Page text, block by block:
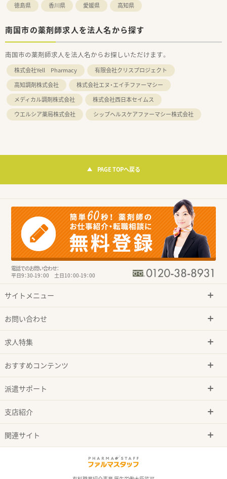
徳島県 香川県 愛媛県 高知県
南国市の薬剤師求人を法人名から探す
南国市の薬剤師求人を法人名からお探しいただけます。
株式会社Yell Pharmacy
有限会社クリスプロジェクト
高知調剤株式会社
株式会社エヌ・エイチファーマシー
メディカル調剤株式会社
株式会社西日本セイムス
ウエルシア薬局株式会社
シップヘルスケアファーマシー株式会社
PAGE TOPへ戻る
電話でのお問い合わせ：
平日9：30-19：00 土日10：00-19：00
サイトメニュー
お問い合わせ
求人特集
おすすめコンテンツ
派遣サポート
支店紹介
関連サイト